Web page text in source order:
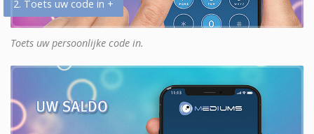
2. Toets uw code in +
Toets uw persoonlijke code in.